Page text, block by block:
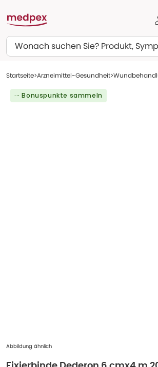
Suchen
Startseite Arzneimittel-Gesundheit
··· Bonuspunkte sammeln
Abbildung ähnlich